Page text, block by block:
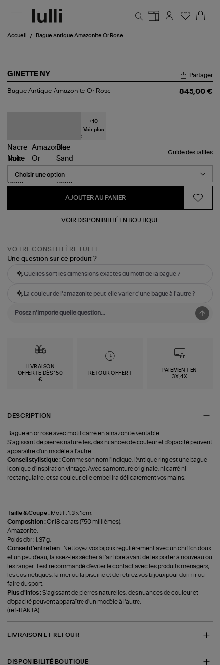
Accueil Bague Antique Amazonite Or Rose
GINETTE NY
Bague
Partager
Bague Antique Amazonite Or Rose 845,00 €
+10
Voir plus
Guide des tailles
Taille
AJOUTER AU PANIER
VOIR DISPONIBILITÉ EN BOUTIQUE
VOTRE CONSEILLÈRE LULLI
Une question sur ce produit ?
Quelles sont les dimensions exactes du motif de la bague ?
La couleur de l'amazonite peut-elle varier d'une bague à l'autre ?
LIVRAISON
OFFERTE DÈS 150
€
RETOUR OFFERT
PAIEMENT EN
3X,4X
DESCRIPTION
Bague en or rose avec motif carré en amazonite véritable.
S'agissant de pierres naturelles, des nuances de couleur et d'opacité peuvent
apparaître d'un modèle à l'autre.
Conseil stylistique :Comme son nom l'indique, l'Antique ring est une bague
iconique d'inspiration vintage. Avec sa monture originale, ni carré ni
rectangulaire, et sa couleur, elle embellira délicatement vos mains.
Taille & Coupe : Motif : 1,3 x 1 cm.
Composition :Or 18 carats (750 millièmes).
Amazonite.
Poids d'or : 1,37 g.
Conseil d'entretien : Nettoyez vos bijoux régulièrement avec un chiffon doux
et un peu d'eau, laissez-les sécher à l'air libre avant de les porter à nouveau ou
les ranger. Il est recommandé d'éviter le contact avec les produits ménagers,
les cosmétiques, la mer ou la piscine et de retirez vos bijoux pour dormir ou
faire du sport.
Plus d'infos :S'agissant de pierres naturelles, des nuances de couleur et
d'opacité peuvent apparaître d'un modèle à l'autre.
(ref-RANTA)
LIVRAISON ET RETOUR
DISPONIBILITÉ BOUTIQUE